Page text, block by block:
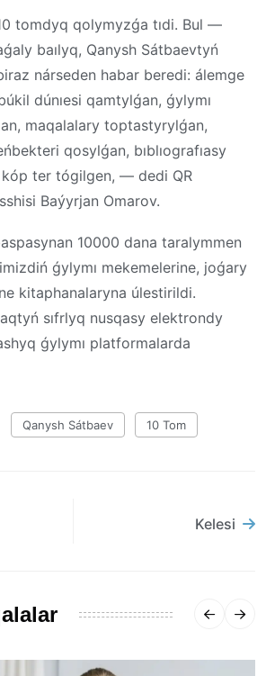
tomdyq qolymyzǵa tıdi. Bul —
baılyq, Qanysh Sátbaevtyń
nárseden habar beredi: álemge
dúnıesi qamtylǵan, ǵylymı
maqalalary toptastyrylǵan,
qosylǵan, bıblıografıasy
kóp ter tógilgen, — dedi QR
Baýyrjan Omarov.
10000 dana taralymmen
ǵylymı mekemelerine, joǵary
kitaphanalaryna úlestirildi.
sıfrlyq nusqasy elektrondy
ǵylymı platformalarda
Qanysh Sátbaev 10 Tom
Kelesi